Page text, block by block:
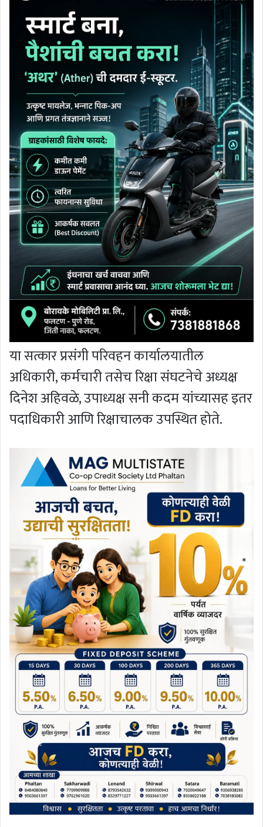
या सत्कार प्रसंगी परिवहन कार्यालयातील
अधिकारी, कर्मचारी तसेच रिक्षा संघटनेचे अध्यक्ष
दिनेश अहिवळे, उपाध्यक्ष सनी कदम यांच्यासह इतर
पदाधिकारी आणि रिक्षाचालक उपस्थित होते.